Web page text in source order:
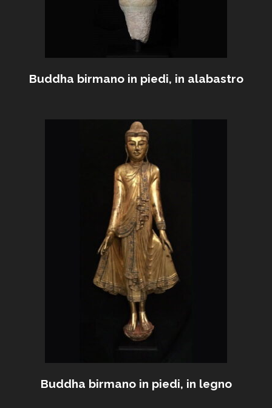
Buddha birmano in piedi, in alabastro
Buddha birmano in piedi, in legno